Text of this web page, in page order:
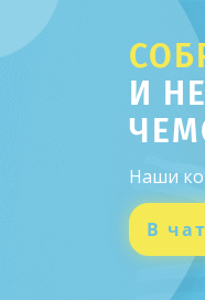
И
Наши
В чат